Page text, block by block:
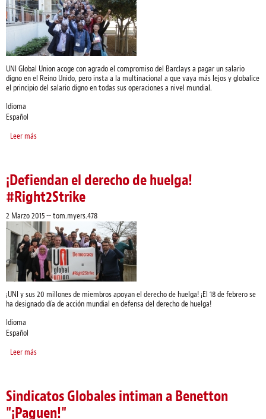
UNI Global Union acoge con agrado el compromiso del Barclays a pagar un salario
digno en el Reino Unido, pero insta a la multinacional a que vaya más lejos y globalice
el principio del salario digno en todas sus operaciones a nivel mundial.
Idioma
Español
Leer más
¡Defiendan el derecho de huelga!
#Right2Strike
2 Marzo 2015 -- tom.myers.478
¡UNI y sus 20 millones de miembros apoyan el derecho de huelga! ¡El 18 de febrero se
ha designado día de acción mundial en defensa del derecho de huelga!
Idioma
Español
Leer más
Sindicatos Globales intiman a Benetton
"¡Paguen!"